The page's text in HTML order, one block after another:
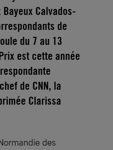
Calvados-
de
du 7 au 13
est cette année
de CNN, la
Clarissa
des